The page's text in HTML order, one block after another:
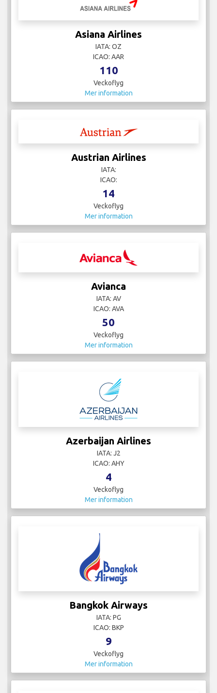
Asiana Airlines
IATA: OZ
ICAO: AAR
110
Veckoflyg
Mer information
Austrian Airlines
IATA:
ICAO:
14
Veckoflyg
Mer information
Avianca
IATA: AV
ICAO: AVA
50
Veckoflyg
Mer information
Azerbaijan Airlines
IATA: J2
ICAO: AHY
4
Veckoflyg
Mer information
Bangkok Airways
IATA: PG
ICAO: BKP
9
Veckoflyg
Mer information